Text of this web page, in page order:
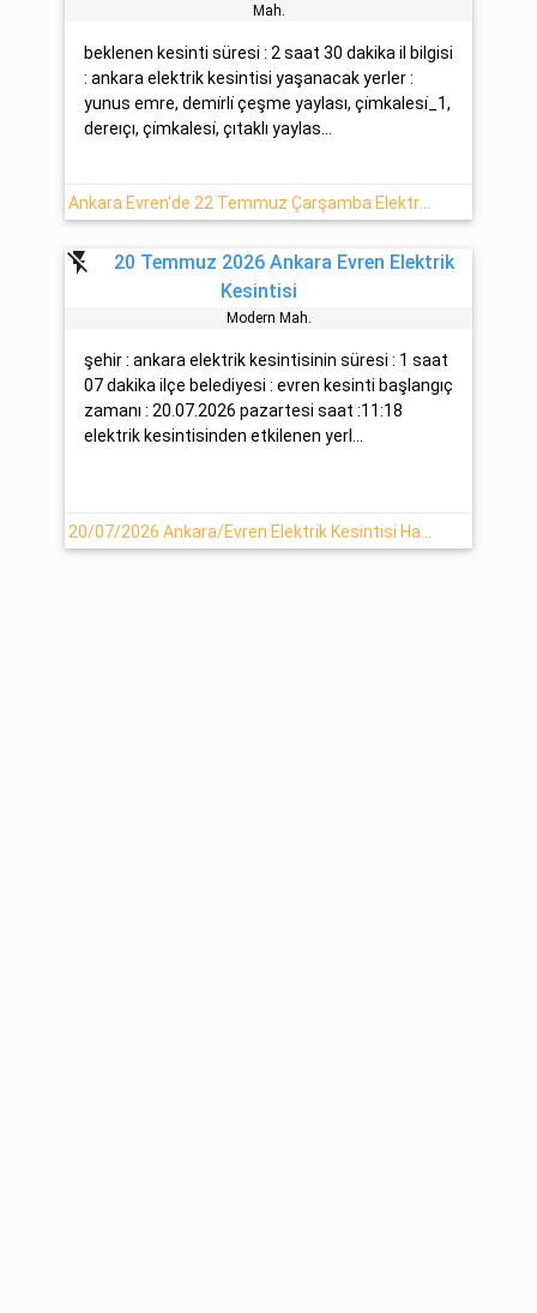
Mah.
beklenen kesinti süresi : 2 saat 30 dakika il bilgisi
: ankara elektrik kesintisi yaşanacak yerler :
yunus emre, demi̇rli̇ çeşme yaylası, çi̇mkalesi̇_1,
dereıçı, çi̇mkalesi̇, çıtaklı yaylas...
Ankara Evren'de 22 Temmuz Çarşamba Elektrik Kesinti Bilgisi
flash_off
20 Temmuz 2026 Ankara Evren Elektrik
Kesintisi
Modern Mah.
şehir : ankara elektrik kesintisinin süresi : 1 saat
07 dakika ilçe belediyesi : evren kesinti başlangıç
zamanı : 20.07.2026 pazartesi saat :11:18
elektrik kesintisinden etkilenen yerl...